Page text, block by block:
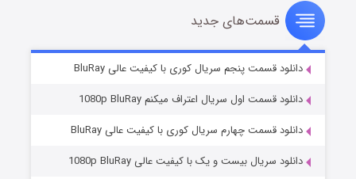
سریال زشت
قسمت۲ (زیرنویس) منتشر شد
قسمت‌های جدید
دانلود قسمت پنجم سریال کوری با کیفیت عالی BluRay
دانلود قسمت اول سریال اعتراف میکنم 1080p BluRay
دانلود قسمت چهارم سریال کوری با کیفیت عالی BluRay
دانلود سریال بیست و یک با کیفیت عالی 1080p BluRay